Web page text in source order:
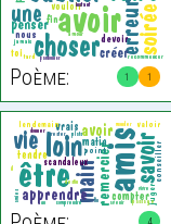
1 1
Poème:
4